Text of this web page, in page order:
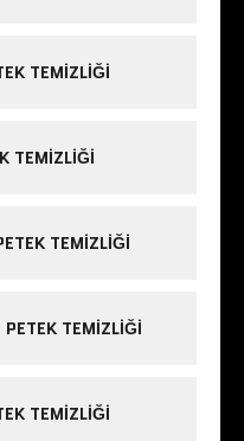
TEMIZLIĞI
TEMIZLIĞI
TEMIZLIĞI
TEMIZLIĞI
TEMIZLIĞI